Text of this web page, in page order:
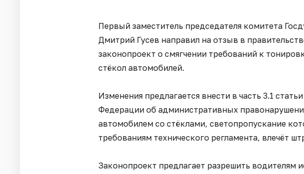
Первый заместитель председателя комитета
Дмитрий Гусев направил на отзыв в
законопроект о смягчении требований к
стёкол автомобилей.
Изменения предлагается внести в часть 3.1
Федерации об административных
автомобилем со стёклами, светопропускание
требованиям технического регламента, влечёт
Законопроект предлагает разрешить водителям